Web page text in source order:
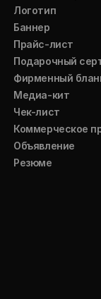
Логотип
Баннер
Прайс-лист
Подарочный
Фирменный
Медиа-кит
Чек-лист
Коммерческое
Объявление
Резюме